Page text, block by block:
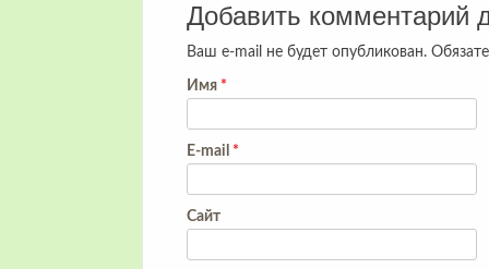
Добавить комментарий
Ваш e-mail не будет опубликован.
Имя *
E-mail *
Сайт